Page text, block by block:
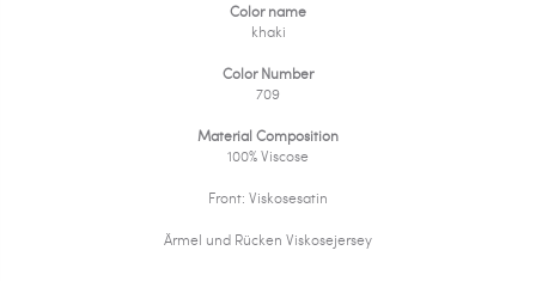
Color name
khaki
Color Number
709
Material Composition
100% Viscose
Front: Viskosesatin
Ärmel und Rücken Viskosejersey